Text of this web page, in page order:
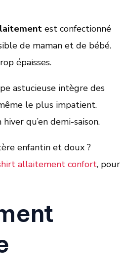
est confectionné
de maman et de bébé.
épaisses.
astucieuse intègre des
le plus impatient.
qu’en demi-saison.
enfantin et doux ?
allaitement confort, pour